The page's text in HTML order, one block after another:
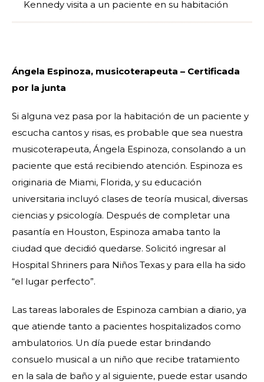
Kennedy visita a un paciente en su habitación
Ángela Espinoza, musicoterapeuta – Certificada
por la junta
Si alguna vez pasa por la habitación de un paciente y
escucha cantos y risas, es probable que sea nuestra
musicoterapeuta, Ángela Espinoza, consolando a un
paciente que está recibiendo atención. Espinoza es
originaria de Miami, Florida, y su educación
universitaria incluyó clases de teoría musical, diversas
ciencias y psicología. Después de completar una
pasantía en Houston, Espinoza amaba tanto la
ciudad que decidió quedarse. Solicitó ingresar al
Hospital Shriners para Niños Texas y para ella ha sido
“el lugar perfecto”.
Las tareas laborales de Espinoza cambian a diario, ya
que atiende tanto a pacientes hospitalizados como
ambulatorios. Un día puede estar brindando
consuelo musical a un niño que recibe tratamiento
en la sala de baño y al siguiente, puede estar usando